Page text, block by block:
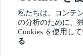
アドレス
私たちは、コンテ
の分析のために、
Cookies を使用して
る